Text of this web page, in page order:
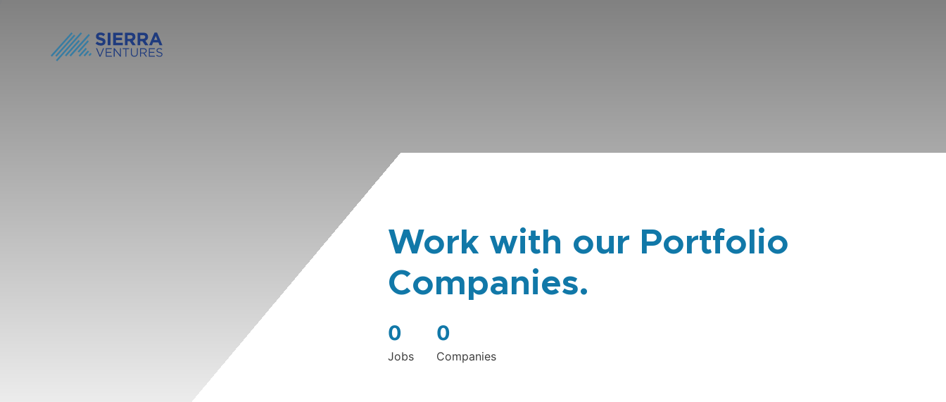
Work with our Portfolio
Companies.
0
Jobs
0
Companies